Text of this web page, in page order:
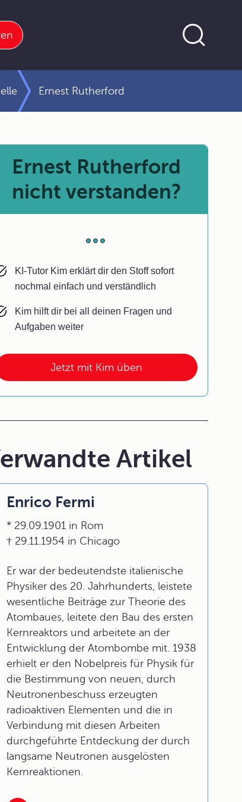
Ernest Rutherford
Jetzt mit Kim üben
Ernest Rutherford
nicht verstanden?
KI-Tutor Kim erklärt dir den Stoff sofort
nochmal einfach und verständlich
Kim hilft dir bei all deinen Fragen und
Aufgaben weiter
Artikel
Enrico Fermi
* 29.09.1901 in Rom
† 29.11.1954 in Chicago
Er war der bedeutendste italienische
Physiker des 20. Jahrhunderts, leistete
wesentliche Beiträge zur Theorie des
Atombaues, leitete den Bau des ersten
Kernreaktors und arbeitete an der
Entwicklung der Atombombe mit. 1938
erhielt er den Nobelpreis für Physik für
die Bestimmung von neuen, durch
Neutronenbeschuss erzeugten
radioaktiven Elementen und die in
Verbindung mit diesen Arbeiten
durchgeführte Entdeckung der durch
langsame Neutronen ausgelösten
Kernreaktionen.